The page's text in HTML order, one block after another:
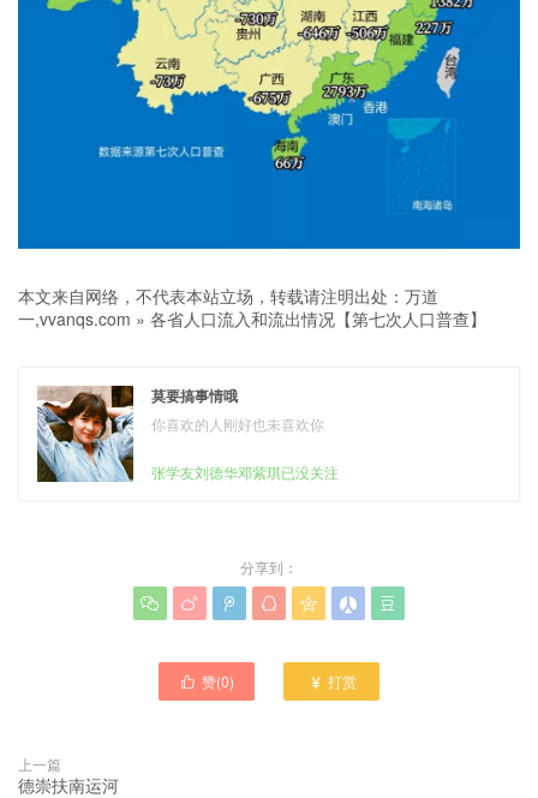
本文来自网络，不代表本站立场，转载请注明出处： 万道
一,vvanqs.com » 各省人口流入和流出情况【第七次人口普查】
莫要搞事情哦
你喜欢的人刚好也未喜欢你
张学友刘德华邓紫琪已没关注
分享到：
      
 赞(0)  打赏
上一篇
德崇扶南运河